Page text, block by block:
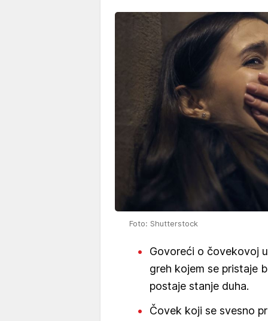
Foto: Shutterstock
Govoreći o čovekovoj
greh kojem se pristaje
postaje stanje duha.
Čovek koji se svesno